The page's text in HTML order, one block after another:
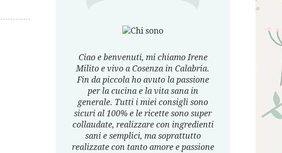
Ciao e benvenuti, mi chiamo Irene
Milito e vivo a Cosenza in Calabria.
Fin da piccola ho avuto la passione
per la cucina e la vita sana in
generale. Tutti i miei consigli sono
sicuri al 100% e le ricette sono super
collaudate, realizzare con ingredienti
sani e semplici, ma soprattutto
realizzate con tanto amore e passione